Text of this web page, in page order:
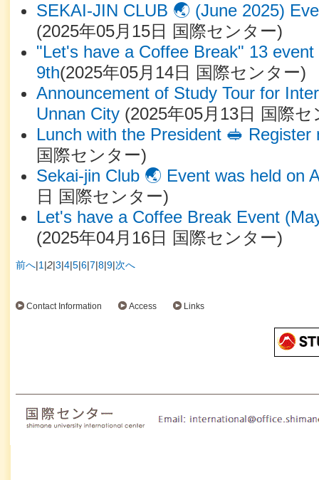
SEKAI-JIN CLUB 🌏 (June 2025)
(2025年05月15日 国際センター)
"Let's have a Coffee Break" 13
9th(2025年05月14日 国際センター)
Announcement of Study Tour for
Unnan City (2025年05月13日 国際セ
Lunch with the President 🥪 Register
国際センター)
Sekai-jin Club 🌏 Event was held on
日 国際センター)
Let's have a Coffee Break Event
(2025年04月16日 国際センター)
前へ|1|2|3|4|5|6|7|8|9|次へ
Contact Information Access Links